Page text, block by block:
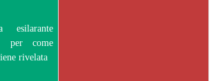
esilarante
per come
rivelata